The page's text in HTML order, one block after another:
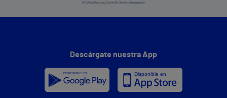
Descárgate nuestra App